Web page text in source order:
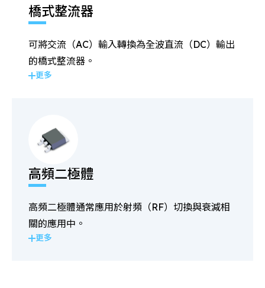
橋式整流器
可將交流（AC）輸入轉換為全波直流（DC）輸出
的橋式整流器。
更多
高頻二極體
高頻二極體通常應用於射頻（RF）切換與衰減相
關的應用中。
更多